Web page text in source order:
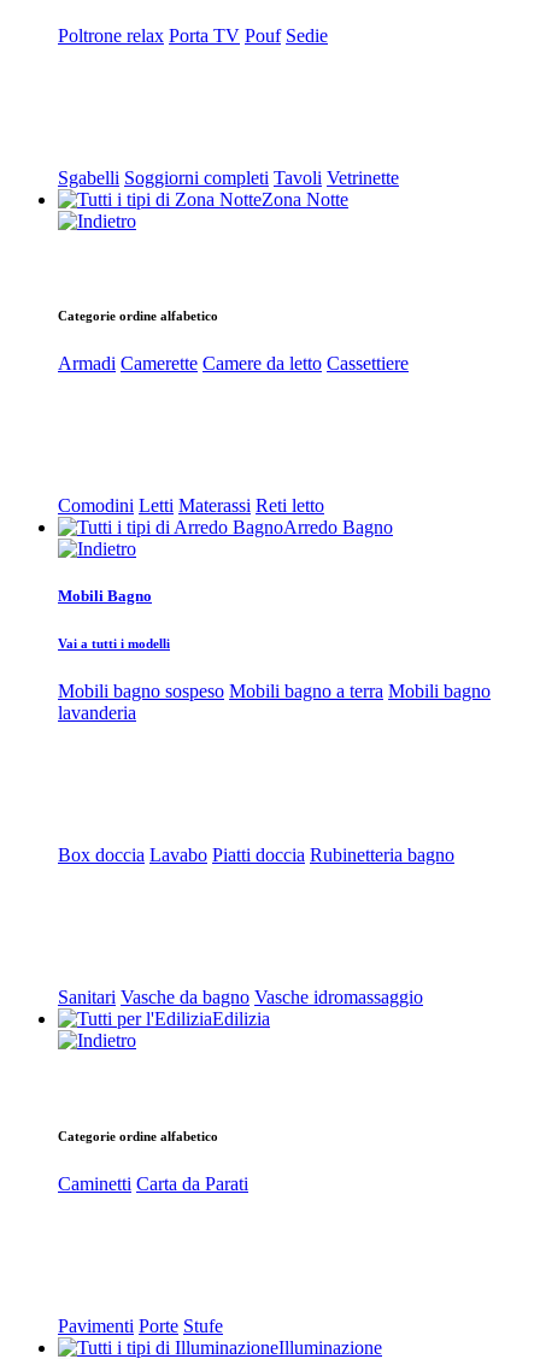
Poltrone relax Porta TV Pouf Sedie
Sgabelli Soggiorni completi Tavoli Vetrinette
Zona Notte
Categorie ordine alfabetico
Armadi Camerette Camere da letto Cassettiere
Comodini Letti Materassi Reti letto
Arredo Bagno
Mobili Bagno
Vai a tutti i modelli
Mobili bagno sospeso Mobili bagno a terra Mobili bagno
lavanderia
Box doccia Lavabo Piatti doccia Rubinetteria bagno
Sanitari Vasche da bagno Vasche idromassaggio
Edilizia
Categorie ordine alfabetico
Caminetti Carta da Parati
Pavimenti Porte Stufe
Illuminazione